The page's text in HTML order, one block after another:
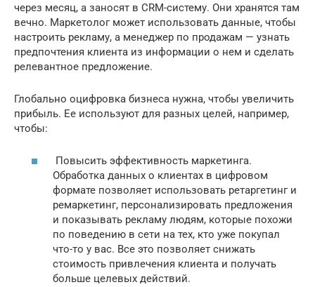
через месяц, а заносят в CRM-систему. Они хранятся там
вечно. Маркетолог может использовать данные, чтобы
настроить рекламу, а менеджер по продажам — узнать
предпочтения клиента из информации о нем и сделать
релевантное предложение.
Глобально оцифровка бизнеса нужна, чтобы увеличить
прибыль. Ее используют для разных целей, например,
чтобы:
Повысить эффективность маркетинга.
Обработка данных о клиентах в цифровом
формате позволяет использовать ретаргетинг и
ремаркетинг, персонализировать предложения
и показывать рекламу людям, которые похожи
по поведению в сети на тех, кто уже покупал
что-то у вас. Все это позволяет снижать
стоимость привлечения клиента и получать
больше целевых действий.